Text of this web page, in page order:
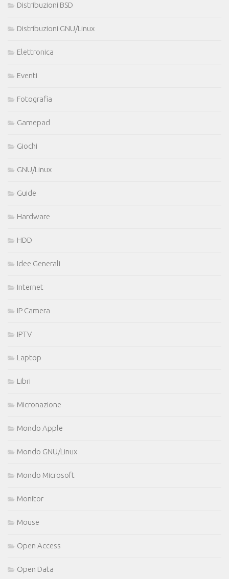
Distribuzioni BSD
Distribuzioni GNU/Linux
Elettronica
Eventi
Fotografia
Gamepad
Giochi
GNU/Linux
Guide
Hardware
HDD
Idee Generali
Internet
IP Camera
IPTV
Laptop
Libri
Micronazione
Mondo Apple
Mondo GNU/Linux
Mondo Microsoft
Monitor
Mouse
Open Access
Open Data